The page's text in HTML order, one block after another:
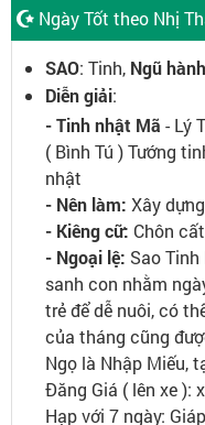
Ngày Tốt theo Nhị
SAO: Tinh, Ngũ hành
Diễn giải:
- Tinh nhật Mã - Lý
( Bình Tú ) Tướng
nhật
- Nên làm: Xây
- Kiêng cữ: Chôn
- Ngoại lệ: Sao
sanh con nhằm
trẻ để dễ nuôi, có
của tháng cũng
Ngọ là Nhập Miếu,
Đăng Giá ( lên xe ):
Hạp với 7 ngày: